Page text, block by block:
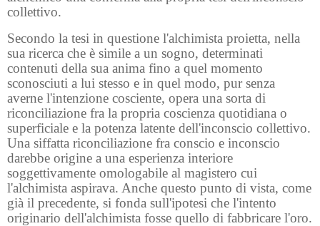
collettivo.
Secondo la tesi in questione l'alchimista proietta, nella
sua ricerca che è simile a un sogno, determinati
contenuti della sua anima fino a quel momento
sconosciuti a lui stesso e in quel modo, pur senza
averne l'intenzione cosciente, opera una sorta di
riconciliazione fra la propria coscienza quotidiana o
superficiale e la potenza latente dell'inconscio collettivo.
Una siffatta riconciliazione fra conscio e inconscio
darebbe origine a una esperienza interiore
soggettivamente omologabile al magistero cui
l'alchimista aspirava. Anche questo punto di vista, come
già il precedente, si fonda sull'ipotesi che l'intento
originario dell'alchimista fosse quello di fabbricare l'oro.